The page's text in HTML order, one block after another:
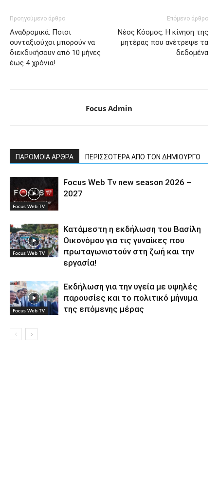
Προηγούμενο άρθρο
Αναδρομικά: Ποιοι
συνταξιούχοι μπορούν να
διεκδικήσουν από 10 μήνες
έως 4 χρόνια!
Επόμενο άρθρο
Νέος Κόσμος: Η κίνηση της
μητέρας που ανέτρεψε τα
δεδομένα
Focus Admin
ΠΑΡΟΜΟΙΑ ΑΡΘΡΑ ΠΕΡΙΣΣΟΤΕΡΑ ΑΠΟ ΤΟΝ ΔΗΜΙΟΥΡΓΟ
Focus Web TV
Focus Web Tv new season 2026 –
2027
Focus Web TV
Κατάμεστη η εκδήλωση του Βασίλη
Οικονόμου για τις γυναίκες που
πρωταγωνιστούν στη ζωή και την
εργασία!
Focus Web TV
Εκδήλωση για την υγεία με υψηλές
παρουσίες και το πολιτικό μήνυμα
της επόμενης μέρας